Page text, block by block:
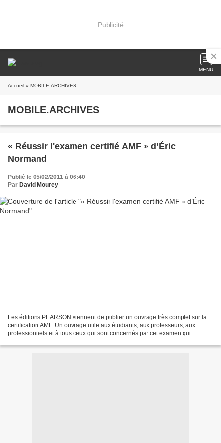
Publicité
MENU
Accueil » MOBILE.ARCHIVES
MOBILE.ARCHIVES
« Réussir l'examen certifié AMF » d’Éric
Normand
Publié le 05/02/2011 à 06:40
Par David Mourey
Les éditions PEARSON viennent de publier un ouvrage très complet sur la
certification AMF. Un ouvrage utile aux étudiants, aux professeurs, aux
professionnels et à tous ceux qui sont concernés par cet examen qui